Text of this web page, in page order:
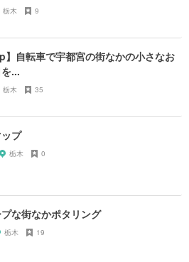
栃木 9
】自転車で宇都宮の街なかの小さなお
...
栃木 35
プ
栃木 0
な街なかポタリング
栃木 19